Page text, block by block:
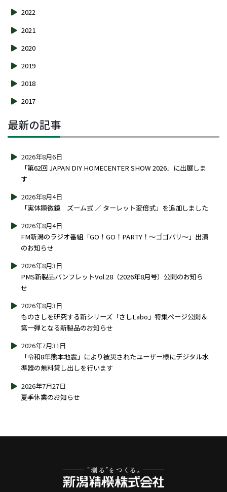
2022
2021
2020
2019
2018
2017
最新の記事
「第62回 JAPAN DIY HOMECENTER SHOW 2026」に出展しま
す
2026年8月6日
「実体顕微鏡 ズーム式 ／ ターレット変倍式」を追加しました
2026年8月4日
FM新潟のラジオ番組「GO！GO！PARTY！～ゴゴパリ～」出演
のお知らせ
2026年8月4日
PMS新製品パンフレットVol.28（2026年8月号）公開のお知ら
せ
2026年8月3日
ものさしを研究する新シリーズ「さしLabo」特集ページ公開＆
第一弾となる新製品のお知らせ
2026年8月3日
「令和8年熊本地震」により被災されたユーザー様にデジタル水
準器の無料貸し出しを行います
2026年7月31日
夏季休業のお知らせ
2026年7月27日